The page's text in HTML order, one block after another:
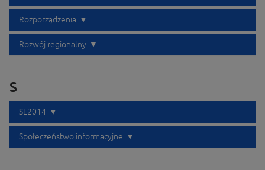
Rozporządzenia
Rozwój regionalny
S
SL2014
Społeczeństwo informacyjne